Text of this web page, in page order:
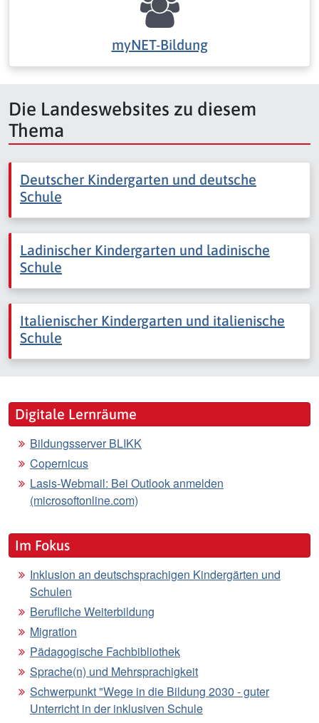
myNET-Bildung
Die Landeswebsites zu diesem
Thema
Deutscher Kindergarten und deutsche
Schule
Ladinischer Kindergarten und ladinische
Schule
Italienischer Kindergarten und italienische
Schule
Digitale Lernräume
Bildungsserver BLIKK
Copernicus
Lasis-Webmail: Bei Outlook anmelden
(microsoftonline.com)
Im Fokus
Inklusion an deutschsprachigen Kindergärten und
Schulen
Berufliche Weiterbildung
Migration
Pädagogische Fachbibliothek
Sprache(n) und Mehrsprachigkeit
Schwerpunkt "Wege in die Bildung 2030 - guter
Unterricht in der inklusiven Schule